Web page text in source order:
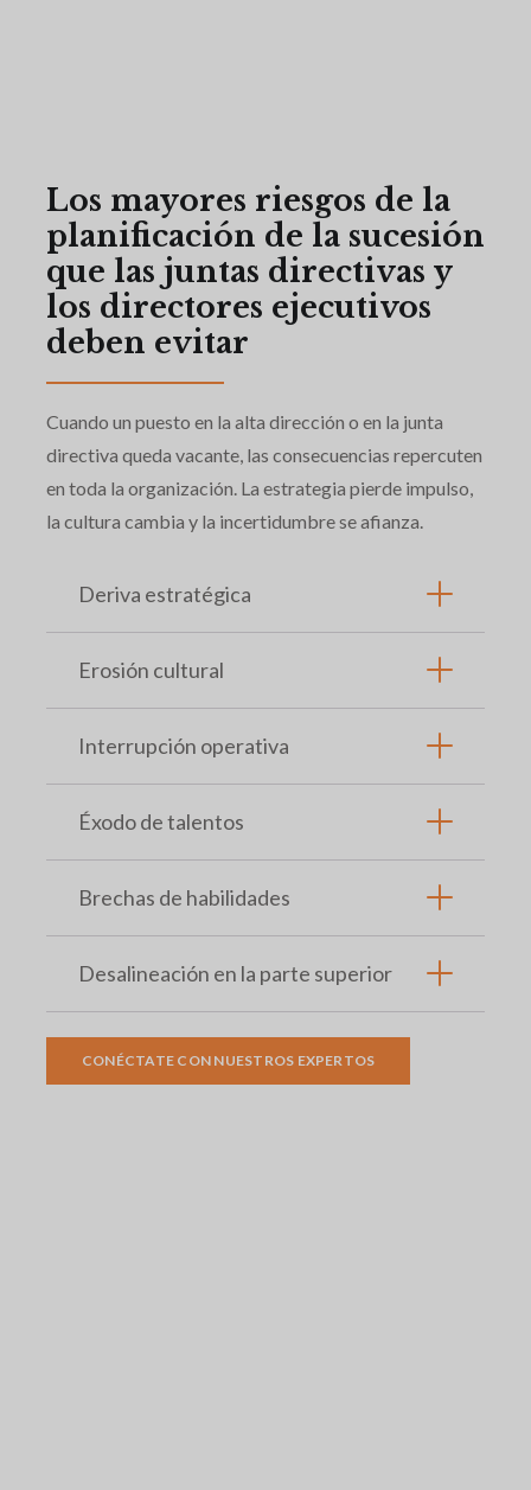
Los mayores riesgos de la
planificación de la sucesión
que las juntas directivas y
los directores ejecutivos
deben evitar
Cuando un puesto en la alta dirección o en la junta
directiva queda vacante, las consecuencias repercuten
en toda la organización. La estrategia pierde impulso,
la cultura cambia y la incertidumbre se afianza.
Deriva estratégica
Erosión cultural
Interrupción operativa
Éxodo de talentos
Brechas de habilidades
Desalineación en la parte superior
CONÉCTATE CON NUESTROS EXPERTOS